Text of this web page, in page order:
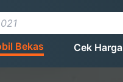
Bekas Cek Harga